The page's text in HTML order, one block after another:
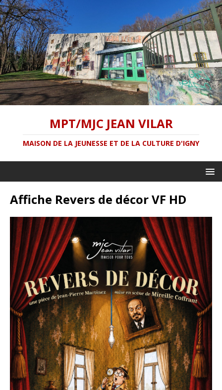
MPT/MJC JEAN VILAR
MAISON DE LA JEUNESSE ET DE LA CULTURE D'IGNY
Affiche Revers de décor VF HD